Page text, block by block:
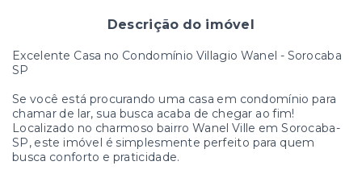
Descrição do imóvel
Excelente Casa no Condomínio Villagio Wanel - Sorocaba
SP
Se você está procurando uma casa em condomínio para
chamar de lar, sua busca acaba de chegar ao fim!
Localizado no charmoso bairro Wanel Ville em Sorocaba-
SP, este imóvel é simplesmente perfeito para quem
busca conforto e praticidade.